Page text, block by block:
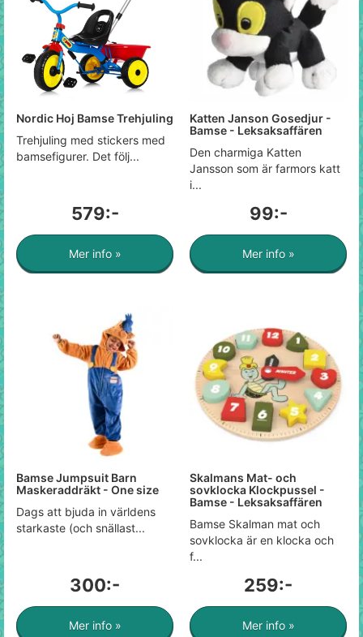
Nordic Hoj Bamse Trehjuling
Trehjuling med stickers med
bamsefigurer. Det följ...
579:-
Mer info »
Katten Janson Gosedjur -
Bamse - Leksaksaffären
Den charmiga Katten
Jansson som är farmors katt
i...
99:-
Mer info »
Bamse Jumpsuit Barn
Maskeraddräkt - One size
Dags att bjuda in världens
starkaste (och snällast...
300:-
Mer info »
Skalmans Mat- och
sovklocka Klockpussel -
Bamse - Leksaksaffären
Bamse Skalman mat och
sovklocka är en klocka och
f...
259:-
Mer info »